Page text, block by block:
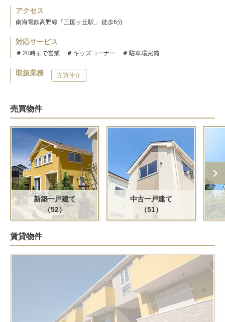
アクセス
南海電鉄高野線「三国ヶ丘駅」 徒歩6分
対応サービス
20時まで営業 キッズコーナー 駐車場完備
取扱業務 売買仲介
売買物件
新築一戸建て
（52）
中古一戸建て
（51）
賃貸物件